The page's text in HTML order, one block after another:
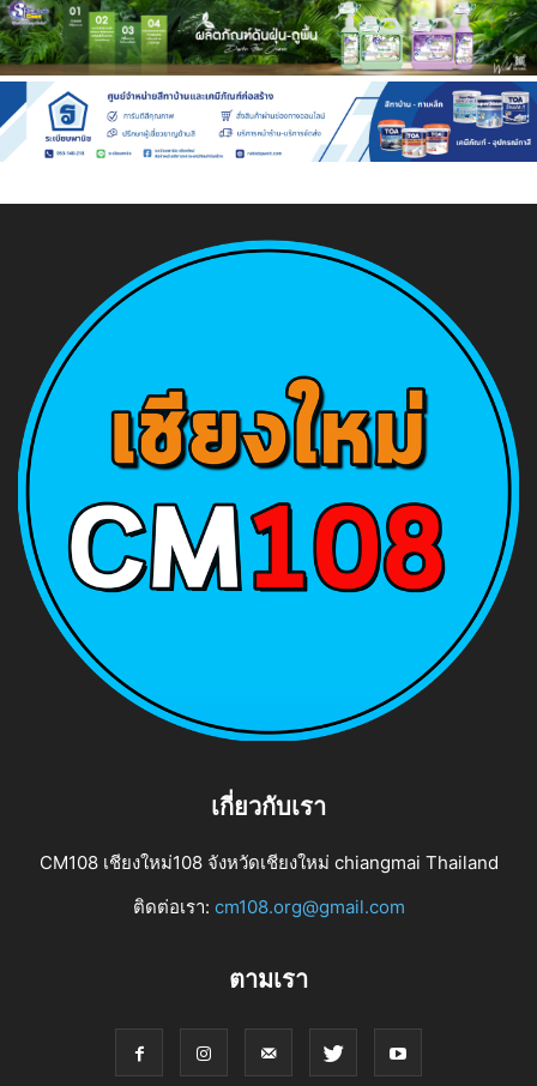
เกี่ยวกับเรา
CM108 เชียงใหม่108 จังหวัดเชียงใหม่ chiangmai Thailand
ติดต่อเรา: cm108.org@gmail.com
ตามเรา